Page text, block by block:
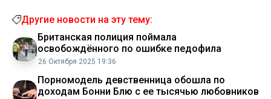
Другие новости на эту тему:
Британская полиция поймала
освобождённого по ошибке педофила
26 Октября 2025 19:36
Порномодель девственница обошла по
доходам Бонни Блю с ее тысячью любовников